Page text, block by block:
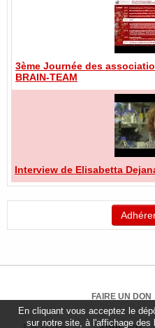
3ème Journée des
BRAIN-TEAM
Interview de Elisabetta
FAIRE UN DON
En cliquant vous acceptez le
sur notre site, à l'affichage des